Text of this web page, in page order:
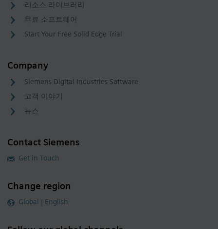
리소스 라이브러리
무료 소프트웨어
Start Your Free Solid Edge Trial
Company
Siemens Digital Industries Software
고객 이야기
뉴스
Contact Siemens
Get in Touch
Change region
Global | English